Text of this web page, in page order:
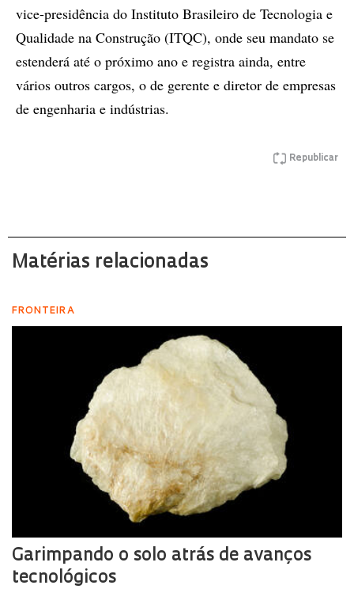
vice-presidência do Instituto Brasileiro de Tecnologia e
Qualidade na Construção (ITQC), onde seu mandato se
estenderá até o próximo ano e registra ainda, entre
vários outros cargos, o de gerente e diretor de empresas
de engenharia e indústrias.
Republicar